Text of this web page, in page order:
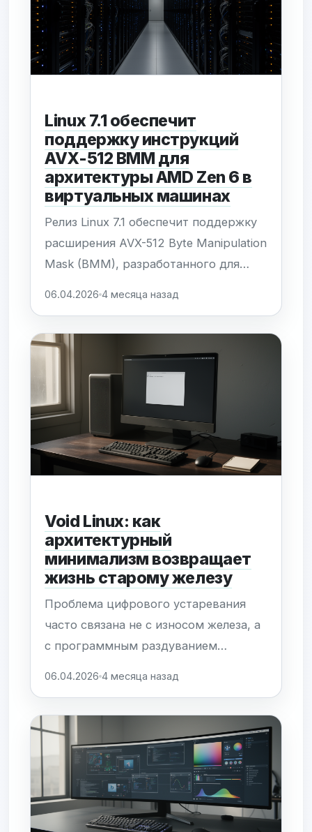
стала «Yaru-изация» иконок:
например, системный монитор...
Linux 7.1 обеспечит
поддержку инструкций
AVX-512 BMM для
архитектуры AMD Zen 6 в
виртуальных машинах
Релиз Linux 7.1 обеспечит поддержку
расширения AVX-512 Byte Manipulation
Mask (BMM), разработанного для
путем более эффективного
управления масками при побайтовых
манипуляциях в широких регистрах.
Ключевым достижением станет
интеграция поддержки...
06.04.2026 4 месяца назад
Void Linux: как
архитектурный
минимализм возвращает
жизнь старому железу
Проблема цифрового устаревания
часто связана не с износом железа, а
с программным раздуванием
процессы и сложные абстракции,
оставляя старым процессорам и
накопителям минимум возможностей
для реальной работы. Void Linux
предлагает...
06.04.2026 4 месяца назад